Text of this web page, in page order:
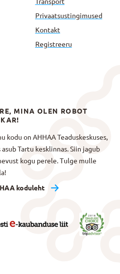
Privaatsus­tingimused
Kontakt
Registreeru
MINA OLEN ROBOT
kodu on AHHAA Teaduskeskuses,
asub Tartu kesklinnas. Siin jagub
kogu perele. Tulge mulle
koduleht